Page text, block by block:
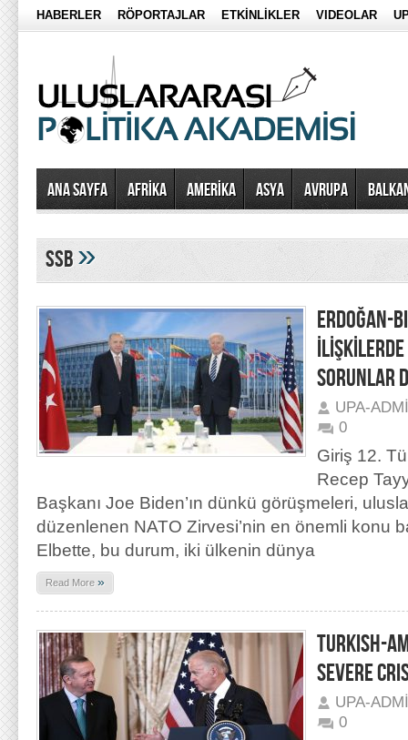
HABERLER RÖPORTAJLAR ETKİNLİKLER VIDEOLAR
Ana Sayfa AFRİKA AMERİKA ASYA AVRUPA
ssb»
ERDOĞAN-
SORUNLAR
UPA-
0
Giriş 12.
Recep
Başkanı Joe Biden’ın dünkü görüşmeleri,
düzenlenen NATO Zirvesi’nin en önemli konu
Elbette, bu durum, iki ülkenin dünya
Read More »
TURKISH-
SEVERE
UPA-
0